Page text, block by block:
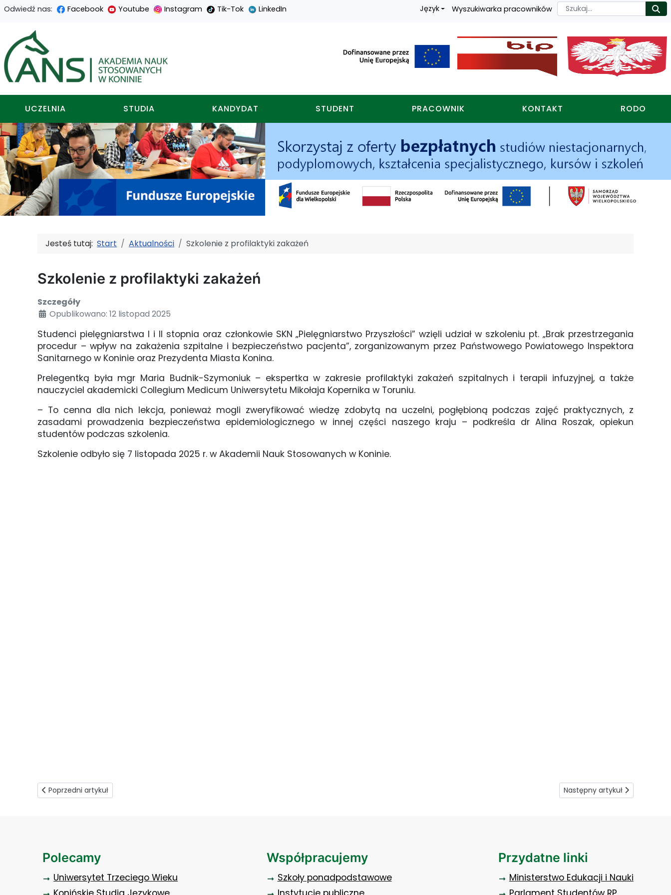
Przejdź
do
treści
głównej
Przejdź
do
menu
nawigacyjnego
Przejdź
do
wyszukiwarki
Przejdź
do
mapy
strony
Odwiedź nas: Facebook Youtube Instagram Tik-Tok LinkedIn Język Wyszukiwarka pracowników Szukaj
Akademia nauk stosowanych w koninie
UCZELNIA STUDIA KANDYDAT STUDENT PRACOWNIK KONTAKT RODO
Jesteś tutaj:Start Aktualności Szkolenie z profilaktyki zakażeń
Szkolenie z profilaktyki zakażeń
Szczegóły
Opublikowano: 12 listopad 2025
Studenci pielęgniarstwa I i II stopnia oraz członkowie SKN „Pielęgniarstwo Przyszłości” wzięli udział w szkoleniu pt. „Brak przestrzegania
procedur – wpływ na zakażenia szpitalne i bezpieczeństwo pacjenta”, zorganizowanym przez Państwowego Powiatowego Inspektora
Sanitarnego w Koninie oraz Prezydenta Miasta Konina.
Prelegentką była mgr Maria Budnik-Szymoniuk – ekspertka w zakresie profilaktyki zakażeń szpitalnych i terapii infuzyjnej, a także
nauczyciel akademicki Collegium Medicum Uniwersytetu Mikołaja Kopernika w Toruniu.
– To cenna dla nich lekcja, ponieważ mogli zweryfikować wiedzę zdobytą na uczelni, pogłębioną podczas zajęć praktycznych, z
zasadami prowadzenia bezpieczeństwa epidemiologicznego w innej części naszego kraju – podkreśla dr Alina Roszak, opiekun
studentów podczas szkolenia.
Szkolenie odbyło się 7 listopada 2025 r. w Akademii Nauk Stosowanych w Koninie.
Poprzedni artykuł: Każdy z nas to Iron Man
Poprzedni artykuł Następny artykuł: Dwie klasy w
Następny artykuł
Polecamy
Uniwersytet Trzeciego Wieku
Współpracujemy
Szkoły ponadpodstawowe
Przydatne linki
Ministerstwo Edukacji i Nauki